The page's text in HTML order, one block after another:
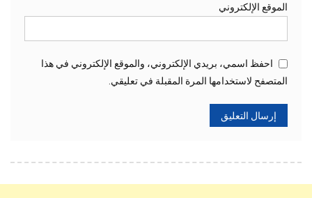
الموقع الإلكتروني
احفظ اسمي، بريدي الإلكتروني، والموقع الإلكتروني في هذا
المتصفح لاستخدامها المرة المقبلة في تعليقي.